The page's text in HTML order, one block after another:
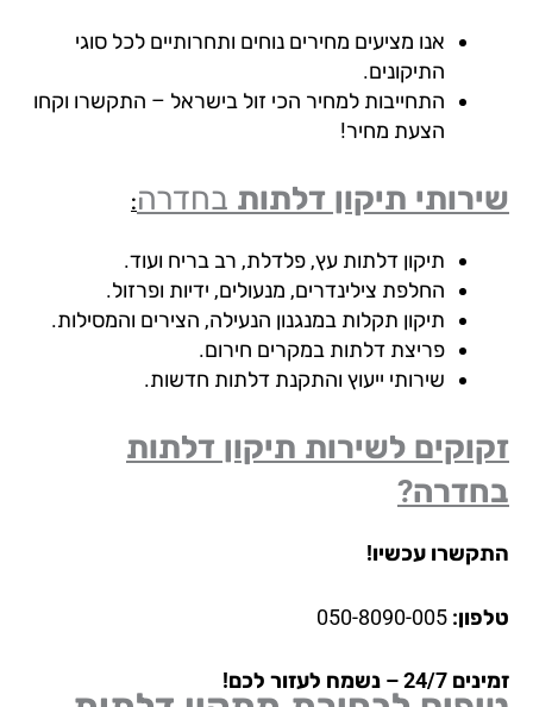
אנו מציעים מחירים נוחים ותחרותיים לכל סוגי
התיקונים.
התחייבות למחיר הכי זול בישראל – התקשרו וקחו
הצעת מחיר!
תיקון דלתותבחדרה:
תיקון דלתות עץ, פלדלת, רב בריח ועוד.
החלפת צילינדרים, מנעולים, ידיות ופרזול.
תיקון תקלות במנגנון הנעילה, הצירים והמסילות.
פריצת דלתות במקרים חירום.
שירותי ייעוץ והתקנת דלתות חדשות.
לשירות תיקון דלתות
עכשיו!
050-8090-005
– נשמח לעזור לכם!